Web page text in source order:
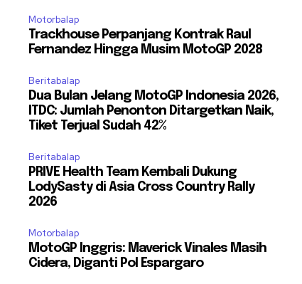
Motorbalap
Trackhouse Perpanjang Kontrak Raul
Fernandez Hingga Musim MotoGP 2028
Beritabalap
Dua Bulan Jelang MotoGP Indonesia 2026,
ITDC: Jumlah Penonton Ditargetkan Naik,
Tiket Terjual Sudah 42%
Beritabalap
PRIVE Health Team Kembali Dukung
LodySasty di Asia Cross Country Rally
2026
Motorbalap
MotoGP Inggris: Maverick Vinales Masih
Cidera, Diganti Pol Espargaro